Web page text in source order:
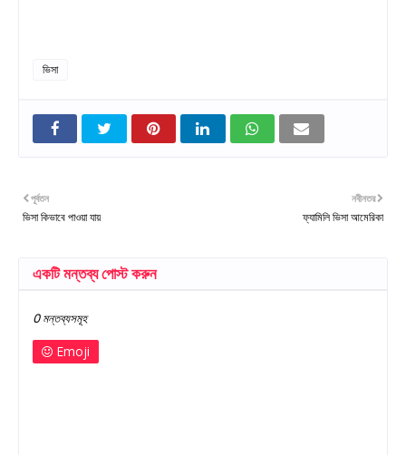
ভিসা
নবীনতর
ফ্যামিলি ভিসা আমেরিকা
পূর্বতন
ভিসা কিভাবে পাওয়া যায়
একটি মন্তব্য পোস্ট করুন
0 মন্তব্যসমূহ
Emoji